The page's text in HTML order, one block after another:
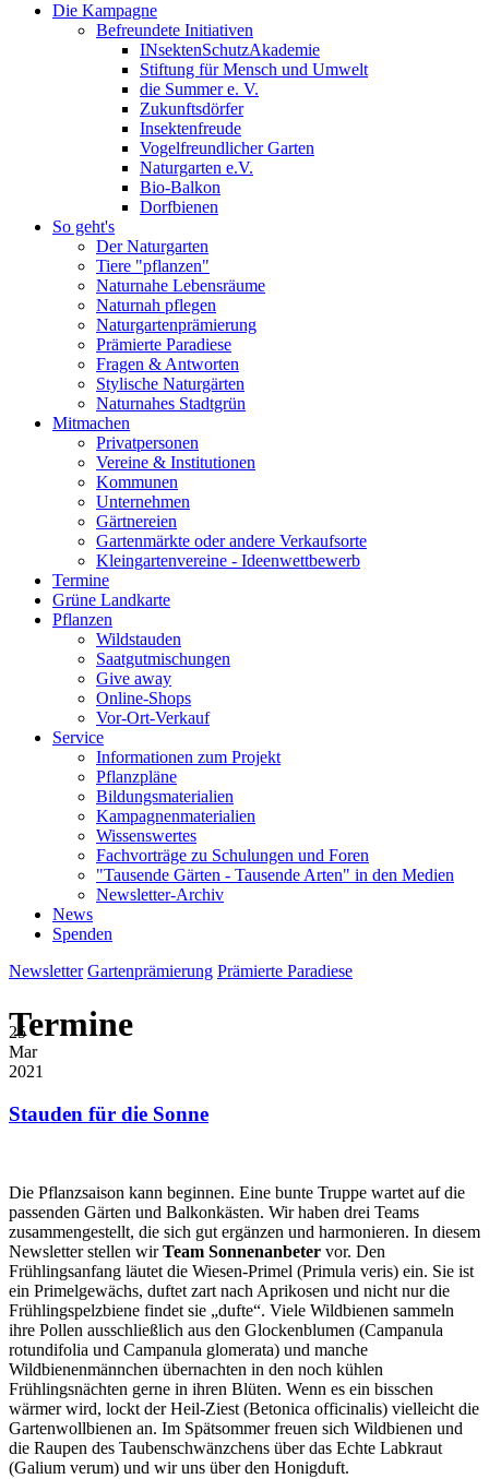
Die Kampagne
Befreundete Initiativen
INsektenSchutzAkademie
Stiftung für Mensch und Umwelt
die Summer e. V.
Zukunftsdörfer
Insektenfreude
Vogelfreundlicher Garten
Naturgarten e.V.
Bio-Balkon
Dorfbienen
So geht's
Der Naturgarten
Tiere "pflanzen"
Naturnahe Lebensräume
Naturnah pflegen
Naturgartenprämierung
Prämierte Paradiese
Fragen & Antworten
Stylische Naturgärten
Naturnahes Stadtgrün
Mitmachen
Privatpersonen
Vereine & Institutionen
Kommunen
Unternehmen
Gärtnereien
Gartenmärkte oder andere Verkaufsorte
Kleingartenvereine - Ideenwettbewerb
Termine
Grüne Landkarte
Pflanzen
Wildstauden
Saatgutmischungen
Give away
Online-Shops
Vor-Ort-Verkauf
Service
Informationen zum Projekt
Pflanzpläne
Bildungsmaterialien
Kampagnenmaterialien
Wissenswertes
Fachvorträge zu Schulungen und Foren
"Tausende Gärten - Tausende Arten" in den Medien
Newsletter-Archiv
News
Spenden
Newsletter Gartenprämierung Prämierte Paradiese
Termine
25
Mar
2021
Stauden für die Sonne
Die Pflanzsaison kann beginnen. Eine bunte Truppe wartet auf die
passenden Gärten und Balkonkästen. Wir haben drei Teams
zusammengestellt, die sich gut ergänzen und harmonieren. In diesem
Newsletter stellen wirTeam Sonnenanbeter vor. Den
Frühlingsanfang läutet die Wiesen-Primel (Primula veris) ein. Sie ist
ein Primelgewächs, duftet zart nach Aprikosen und nicht nur die
Frühlingspelzbiene findet sie „dufte“. Viele Wildbienen sammeln
ihre Pollen ausschließlich aus den Glockenblumen (Campanula
rotundifolia und Campanula glomerata) und manche
Wildbienenmännchen übernachten in den noch kühlen
Frühlingsnächten gerne in ihren Blüten. Wenn es ein bisschen
wärmer wird, lockt der Heil-Ziest (Betonica officinalis) vielleicht die
Gartenwollbienen an. Im Spätsommer freuen sich Wildbienen und
die Raupen des Taubenschwänzchens über das Echte Labkraut
(Galium verum) und wir uns über den Honigduft.